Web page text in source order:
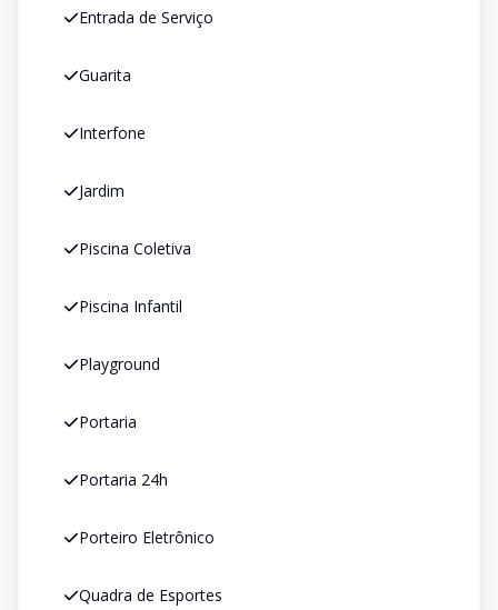
Entrada de Serviço
Guarita
Interfone
Jardim
Piscina Coletiva
Piscina Infantil
Playground
Portaria
Portaria 24h
Porteiro Eletrônico
Quadra de Esportes